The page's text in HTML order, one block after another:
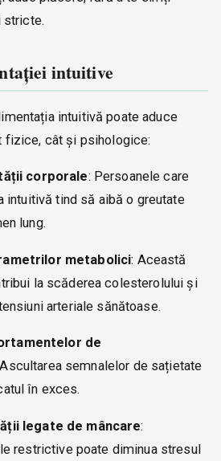
stricte.
intuitive
intuitivă poate aduce
fizice, cât și psihologice:
corporale: Persoanele care
intuitivă tind să aibă o greutate
lung.
metabolici: Această
la scăderea colesterolului și
arteriale sănătoase.
de
semnalelor de sațietate
în exces.
legate de mâncare:
restrictive poate diminua stresul